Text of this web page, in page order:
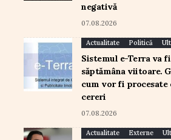
negativă
07.08.2026
Actualitate Politică
Sistemul e-Terra va
săptămâna viitoare.
cum vor fi procesate
cereri
07.08.2026
Actualitate Externe